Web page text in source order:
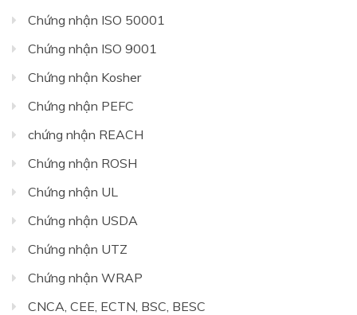
Chứng nhận ISO 50001
Chứng nhận ISO 9001
Chứng nhận Kosher
Chứng nhận PEFC
chứng nhận REACH
Chứng nhận ROSH
Chứng nhận UL
Chứng nhận USDA
Chứng nhận UTZ
Chứng nhận WRAP
CNCA, CEE, ECTN, BSC, BESC